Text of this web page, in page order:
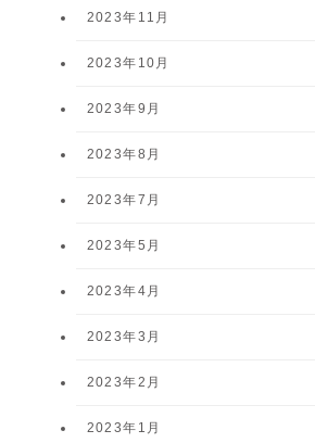
2023年11月
2023年10月
2023年9月
2023年8月
2023年7月
2023年5月
2023年4月
2023年3月
2023年2月
2023年1月